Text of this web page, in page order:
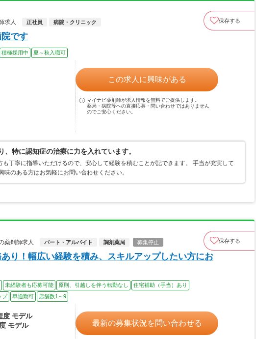
求人
正社員 病院・クリニック 保存する
です
積極採用中 夏～秋入職可
この求人に興味がある
マイナビ薬剤師が求人情報を無料でご提供します。
薬局・病院等への直接応募・問い合わせではありません
のでご安心ください。
特に認知症の治療に力を入れています。
丁寧に指導いただけるので、安心して経験を積むことが記できます。 手当が充実して
味のある方はお気軽にお問い合わせください。
薬剤師求人
パート・アルバイト 調剤薬局 募集停止 保存する
り！幅広い経験を積み、スキルアップしたい方にお
未経験者も応募可能 原則、引越しを伴う転勤なし
住宅補助（手当）あり
プ 車通勤可 店舗数1～9
度 モデル
モデル
最新の募集状況を問い合わせる